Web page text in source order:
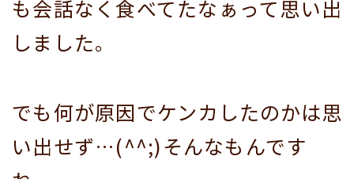
も会話なく食べてたなぁって思い出
しました。
でも何が原因でケンカしたのかは思
い出せず…(^^;)そんなもんです